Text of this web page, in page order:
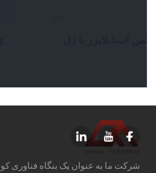
شرکت ما به عنوان یک بنگاه فناوری